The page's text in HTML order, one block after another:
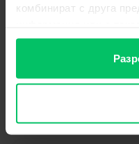
комбинират с друга
ползването от Ваша
Страхотен е Благодаря
Отговор от Flip
Благодарим Ви за